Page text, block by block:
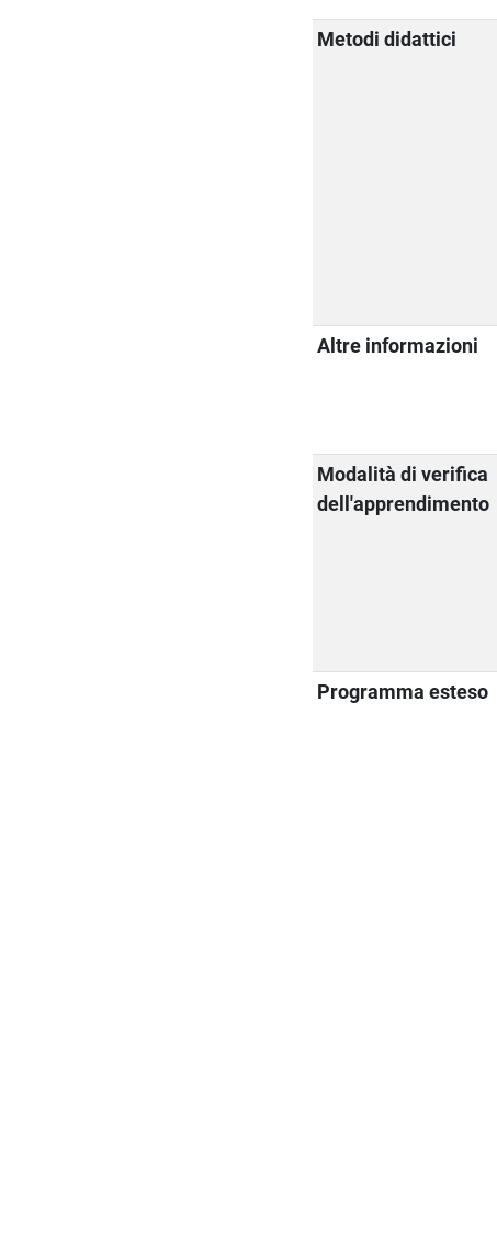
Metodi didattici
Altre informazioni
Modalità di verifica
dell'apprendimento
Programma esteso